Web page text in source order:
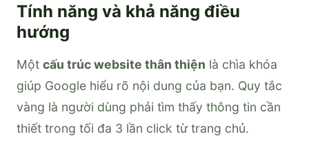
Tính năng và khả năng điều
hướng
Một cấu trúc website thân thiện là chìa khóa
giúp Google hiểu rõ nội dung của bạn. Quy tắc
vàng là người dùng phải tìm thấy thông tin cần
thiết trong tối đa 3 lần click từ trang chủ.